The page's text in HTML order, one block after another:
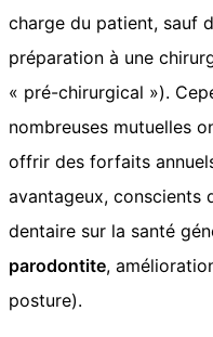
charge du patient, sauf
préparation à une
« pré-chirurgical »).
nombreuses mutuelles
offrir des forfaits
avantageux, conscients
dentaire sur la santé
parodontite,
posture).